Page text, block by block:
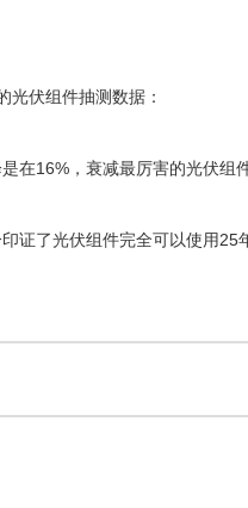
光伏组件抽测数据：
在16%，衰减最厉害的光伏组
证了光伏组件完全可以使用25